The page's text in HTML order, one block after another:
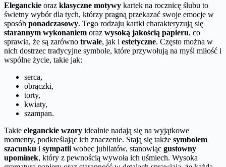
Eleganckie oraz klasyczne motywy kartek na rocznicę ślubu to
świetny wybór dla tych, którzy pragną przekazać swoje emocje w
sposób ponadczasowy. Tego rodzaju kartki charakteryzują się
starannym wykonaniem oraz wysoką jakością papieru, co
sprawia, że są zarówno trwałe, jak i estetyczne. Często można w
nich dostrzec tradycyjne symbole, które przywołują na myśl miłość i
wspólne życie, takie jak:
serca,
obrączki,
torty,
kwiaty,
szampan.
Takie eleganckie wzory idealnie nadają się na wyjątkowe
momenty, podkreślając ich znaczenie. Stają się także symbolem
szacunku i sympatii wobec jubilatów, stanowiąc gustowny
upominek, który z pewnością wywoła ich uśmiech. Wysoka